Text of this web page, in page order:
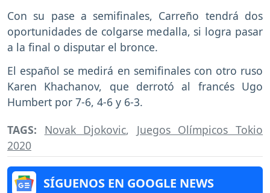
Con su pase a semifinales, Carreño tendrá dos
oportunidades de colgarse medalla, si logra pasar
a la final o disputar el bronce.
El español se medirá en semifinales con otro ruso
Karen Khachanov, que derrotó al francés Ugo
Humbert por 7-6, 4-6 y 6-3.
TAGS: Novak Djokovic, Juegos Olímpicos Tokio
2020
SÍGUENOS EN GOOGLE NEWS